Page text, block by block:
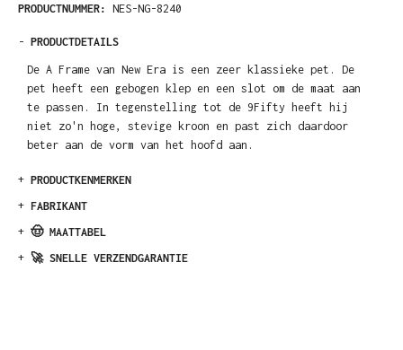
PRODUCTNUMMER: NES-NG-8240
- PRODUCTDETAILS
De A Frame van New Era is een zeer klassieke pet. De
pet heeft een gebogen klep en een slot om de maat aan
te passen. In tegenstelling tot de 9Fifty heeft hij
niet zo'n hoge, stevige kroon en past zich daardoor
beter aan de vorm van het hoofd aan.
+ PRODUCTKENMERKEN
+ FABRIKANT
+ 🤠 MAATTABEL
+ 🚀 SNELLE VERZENDGARANTIE